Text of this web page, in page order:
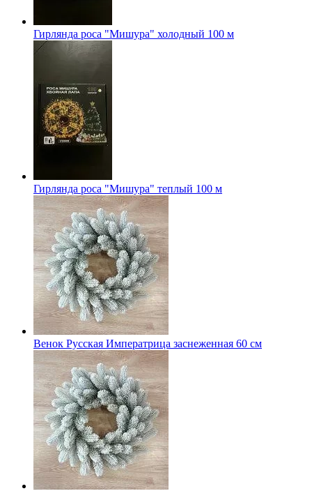
Гирлянда роса "Мишура" холодный 100 м
Гирлянда роса "Мишура" теплый 100 м
Венок Русская Императрица заснеженная 60 см